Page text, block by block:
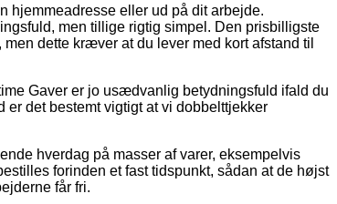
hjemmeadresse eller ud på dit arbejde.
men tillige rigtig simpel. Den prisbilligste
dette kræver at du lever med kort afstand til
Gaver er jo usædvanlig betydningsfuld ifald du
er det bestemt vigtigt at vi dobbelttjekker
hverdag på masser af varer, eksempelvis
forinden et fast tidspunkt, sådan at de højst
får fri.